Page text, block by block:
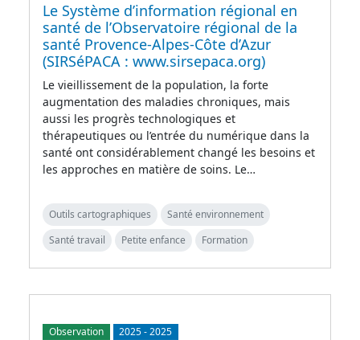
Le Système d’information régional en
santé de l’Observatoire régional de la
santé Provence-Alpes-Côte d’Azur
(SIRSéPACA : www.sirsepaca.org)
Le vieillissement de la population, la forte
augmentation des maladies chroniques, mais
aussi les progrès technologiques et
thérapeutiques ou l’entrée du numérique dans la
santé ont considérablement changé les besoins et
les approches en matière de soins. Le…
Outils cartographiques
Santé environnement
Santé travail
Petite enfance Formation
Observation 2025-2025